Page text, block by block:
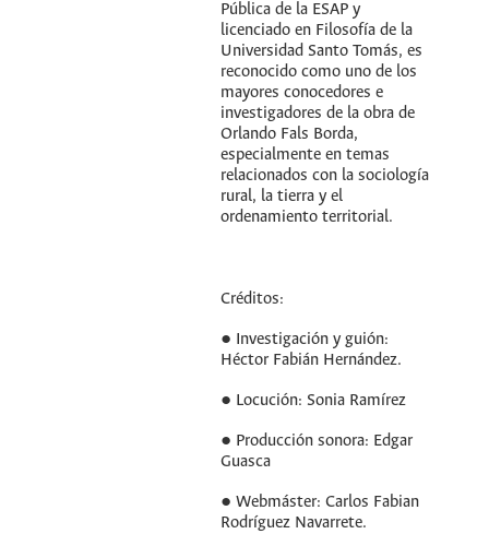
Pública de la ESAP y
licenciado en Filosofía de la
Universidad Santo Tomás, es
reconocido como uno de los
mayores conocedores e
investigadores de la obra de
Orlando Fals Borda,
especialmente en temas
relacionados con la sociología
rural, la tierra y el
ordenamiento territorial.
Créditos:
● Investigación y guión:
Héctor Fabián Hernández.
● Locución: Sonia Ramírez
● Producción sonora: Edgar
Guasca
● Webmáster: Carlos Fabian
Rodríguez Navarrete.